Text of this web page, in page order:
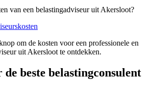
van een belastingadviseur uit Akersloot?
om de kosten voor een professionele en
uit Akersloot te ontdekken.
beste belastingconsulent